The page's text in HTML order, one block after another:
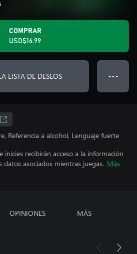
COMPRAR
USD$16.99
LISTA DE DESEOS ● ● ●
Referencia a alcohol, Lenguaje fuerte
inicies recibirán acceso a la información
asociados mientras juegas. Más
OPINIONES MÁS